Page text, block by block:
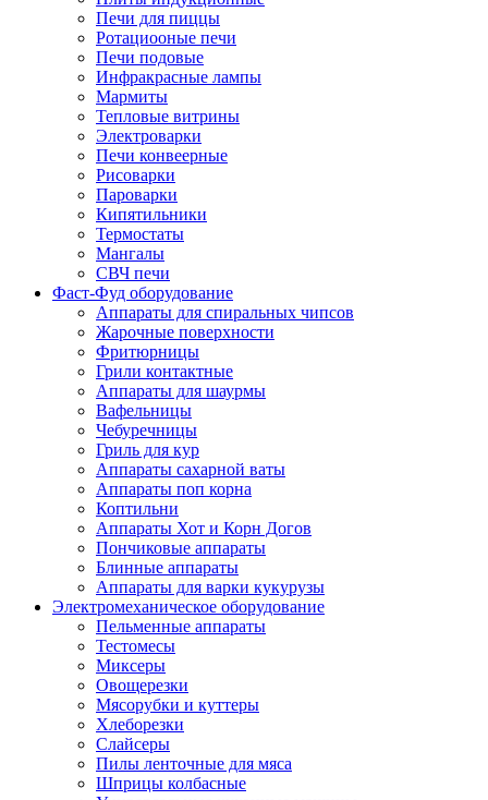
Печи для пиццы
Ротациооные печи
Печи подовые
Инфракрасные лампы
Мармиты
Тепловые витрины
Электроварки
Печи конвеерные
Рисоварки
Пароварки
Кипятильники
Термостаты
Мангалы
СВЧ печи
Фаст-Фуд оборудование
Аппараты для спиральных чипсов
Жарочные поверхности
Фритюрницы
Грили контактные
Аппараты для шаурмы
Вафельницы
Чебуречницы
Гриль для кур
Аппараты сахарной ваты
Аппараты поп корна
Коптильни
Аппараты Хот и Корн Догов
Пончиковые аппараты
Блинные аппараты
Аппараты для варки кукурузы
Электромеханическое оборудование
Пельменные аппараты
Тестомесы
Миксеры
Овощерезки
Мясорубки и куттеры
Хлеборезки
Слайсеры
Пилы ленточные для мяса
Шприцы колбасные